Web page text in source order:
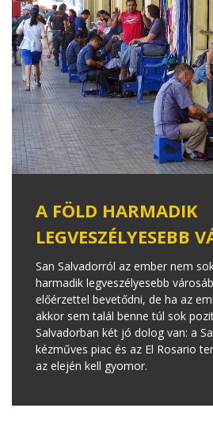
A FÖLD HARMADIK
LEGVESZÉLYESEBB
San Salvadorról az ember nem
harmadik legveszélyesebb
előérzettel bevetődni, de ha az
akkor sem talál benne túl sok
Salvadorban két jó dolog van: a
kézműves piac és az El Rosario
az elején kell gyomor.